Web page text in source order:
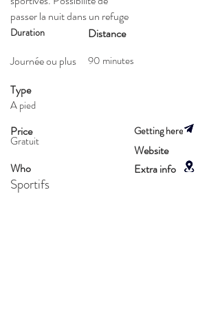
passer la nuit dans un refuge
Distance
Duration
90 minutes
Journée ou plus
Type
A pied
Price
Gratuit
Getting here
Website
Who
Sportifs
Extra info